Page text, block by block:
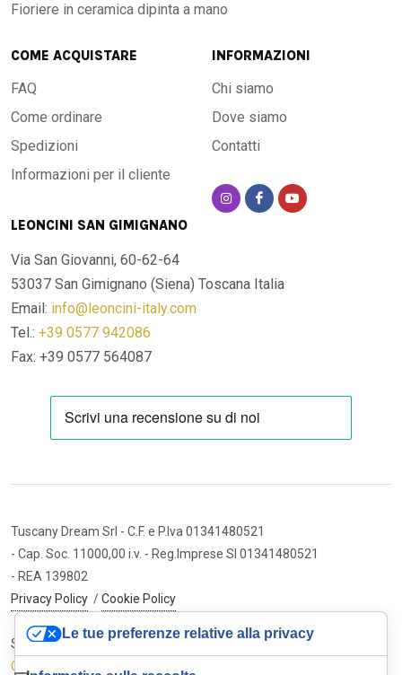
Fioriere in ceramica dipinta a mano
COME ACQUISTARE
FAQ
Come ordinare
Spedizioni
Informazioni per il cliente
INFORMAZIONI
Chi siamo
Dove siamo
Contatti
LEONCINI SAN GIMIGNANO
Via San Giovanni, 60-62-64
53037 San Gimignano (Siena) Toscana Italia
Email: info@leoncini-italy.com
Tel.: +39 0577 942086
Fax: +39 0577 564087
Tuscany Dream Srl - C.F. e P.Iva 01341480521
- Cap. Soc. 11000,00 i.v. - Reg.Imprese SI 01341480521
- REA 139802
Privacy Policy /Cookie Policy
Sito internet ed e-commerce
Cybermarket Web Agency
Le tue preferenze relative alla privacy